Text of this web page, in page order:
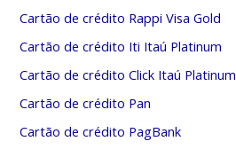
Cartão de crédito Rappi Visa Gold
Cartão de crédito Iti Itaú Platinum
Cartão de crédito Click Itaú Platinum
Cartão de crédito Pan
Cartão de crédito PagBank